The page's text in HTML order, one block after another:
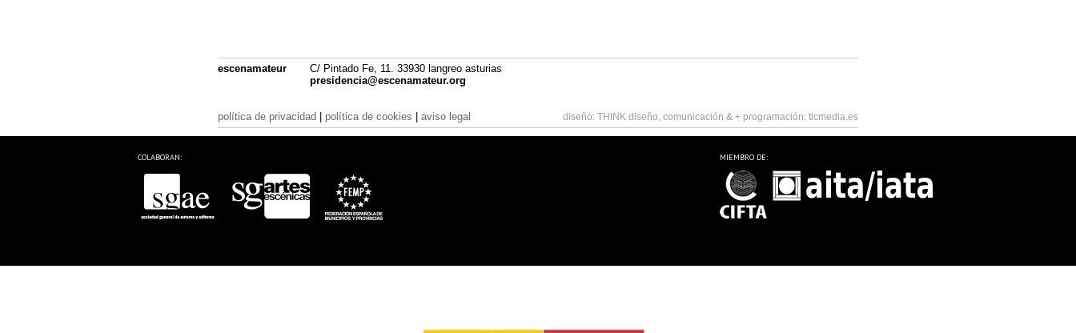
escenamateur
C/ Pintado Fe, 11. 33930 langreo asturias
presidencia@escenamateur.org
política de privacidad política de cookies aviso legal diseño: THINK diseño, comunicación & + programación: ticmedia.es
MIEMBRO DE:
COLABORAN: